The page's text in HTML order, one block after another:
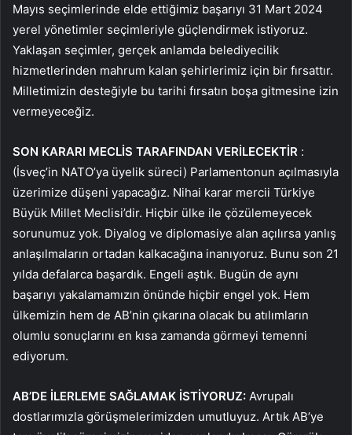
Mayıs seçimlerinde elde ettiğimiz başarıyı 31 Mart 2024
yerel yönetimler seçimleriyle güçlendirmek istiyoruz.
Yaklaşan seçimler, gerçek anlamda belediyecilik
hizmetlerinden mahrum kalan şehirlerimiz için bir fırsattır.
Milletimizin desteğiyle bu tarihi fırsatın boşa gitmesine izin
vermeyeceğiz.
SON KARARI MECLİS TARAFINDAN VERİLECEKTİR :
(İsveç’in NATO’ya üyelik süreci) Parlamentonun açılmasıyla
üzerimize düşeni yapacağız. Nihai karar mercii Türkiye
Büyük Millet Meclisi’dir. Hiçbir ülke ile çözülemeyecek
sorunumuz yok. Diyalog ve diplomasiye alan açılırsa yanlış
anlaşılmaların ortadan kalkacağına inanıyoruz. Bunu son 21
yılda defalarca başardık. Engeli aştık. Bugün de aynı
başarıyı yakalamamızın önünde hiçbir engel yok. Hem
ülkemizin hem de AB’nin çıkarına olacak bu atılımların
olumlu sonuçlarını en kısa zamanda görmeyi temenni
ediyorum.
AB’DE İLERLEME SAĞLAMAK İSTİYORUZ: Avrupalı ​​
dostlarımızla görüşmelerimizden umutluyuz. Artık AB’ye